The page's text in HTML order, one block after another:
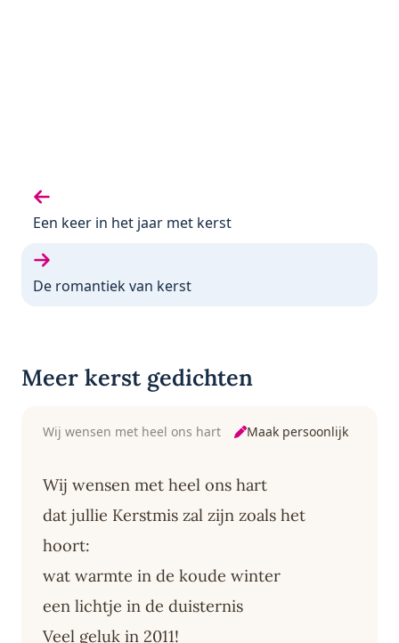
Vorige gedicht:
Een keer in het jaar met kerst
Volgende gedicht:
De romantiek van kerst
Meer kerst gedichten
Wij wensen met heel ons hart Maak persoonlijk
Wij wensen met heel ons hart
dat jullie Kerstmis zal zijn zoals het
hoort:
wat warmte in de koude winter
een lichtje in de duisternis
Veel geluk in 2011!